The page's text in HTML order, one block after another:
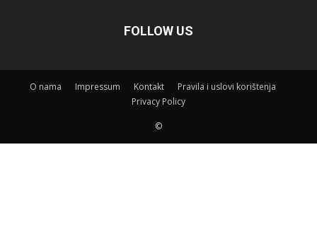
FOLLOW US
O nama Impressum Kontakt
Pravila i uslovi korištenja
Privacy Policy
©